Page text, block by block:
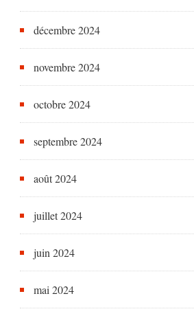
décembre 2024
novembre 2024
octobre 2024
septembre 2024
août 2024
juillet 2024
juin 2024
mai 2024